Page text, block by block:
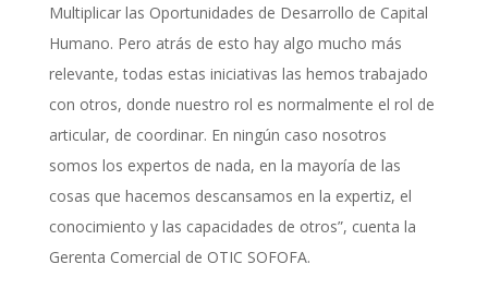
Multiplicar las Oportunidades de Desarrollo de Capital
Humano. Pero atrás de esto hay algo mucho más
relevante, todas estas iniciativas las hemos trabajado
con otros, donde nuestro rol es normalmente el rol de
articular, de coordinar. En ningún caso nosotros
somos los expertos de nada, en la mayoría de las
cosas que hacemos descansamos en la expertiz, el
conocimiento y las capacidades de otros”, cuenta la
Gerenta Comercial de OTIC SOFOFA.